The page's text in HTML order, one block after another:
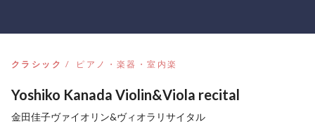
クラシック ピアノ・楽器・室内楽
Yoshiko Kanada Violin&Viola recital
金田佳子ヴァイオリン&ヴィオラリサイタル